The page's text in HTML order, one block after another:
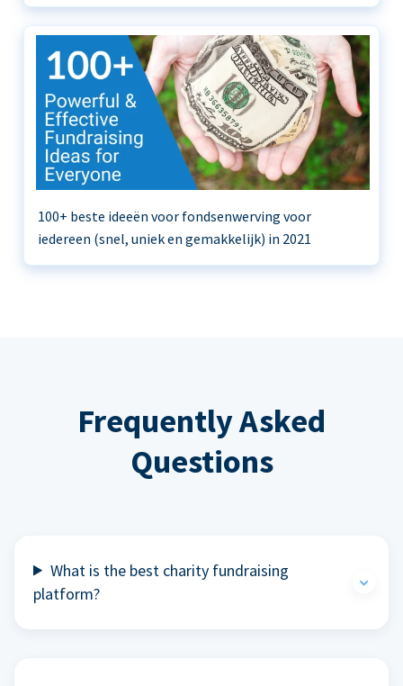
100+ beste ideeën voor fondsenwerving voor
iedereen (snel, uniek en gemakkelijk) in 2021
Frequently Asked
Questions
What is the best charity fundraising
platform?